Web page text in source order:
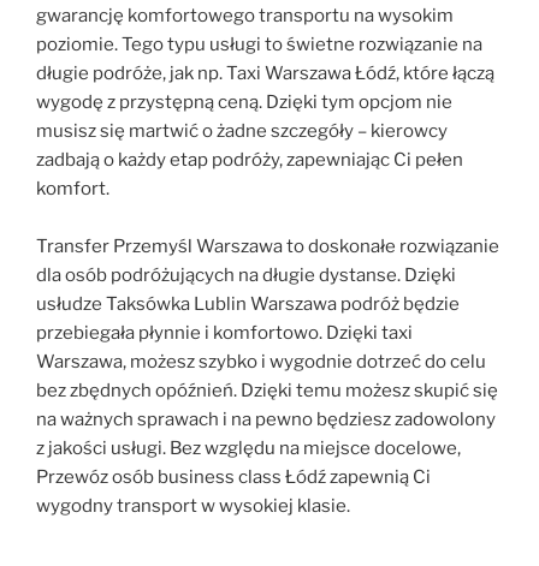
gwarancję komfortowego transportu na wysokim
poziomie. Tego typu usługi to świetne rozwiązanie na
długie podróże, jak np. Taxi Warszawa Łódź, które łączą
wygodę z przystępną ceną. Dzięki tym opcjom nie
musisz się martwić o żadne szczegóły – kierowcy
zadbają o każdy etap podróży, zapewniając Ci pełen
komfort.
Transfer Przemyśl Warszawa to doskonałe rozwiązanie
dla osób podróżujących na długie dystanse. Dzięki
usłudze Taksówka Lublin Warszawa podróż będzie
przebiegała płynnie i komfortowo. Dzięki taxi
Warszawa, możesz szybko i wygodnie dotrzeć do celu
bez zbędnych opóźnień. Dzięki temu możesz skupić się
na ważnych sprawach i na pewno będziesz zadowolony
z jakości usługi. Bez względu na miejsce docelowe,
Przewóz osób business class Łódź zapewnią Ci
wygodny transport w wysokiej klasie.